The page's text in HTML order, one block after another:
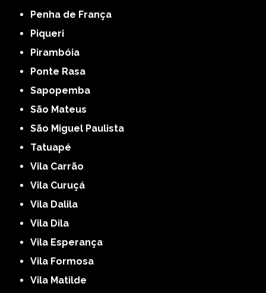
Penha de França
Piqueri
Pirambóia
Ponte Rasa
Sapopemba
São Mateus
São Miguel Paulista
Tatuapé
Vila Carrão
Vila Curuçá
Vila Dalila
Vila Dila
Vila Esperança
Vila Formosa
Vila Matilde